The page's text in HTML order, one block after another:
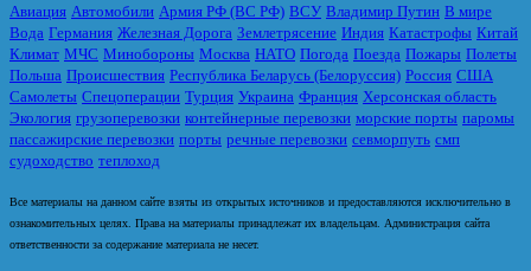
Авиация Автомобили Армия РФ (ВС РФ) ВСУ Владимир Путин В мире
Вода Германия Железная Дорога Землетрясение Индия Катастрофы Китай
Климат МЧС Минобороны Москва НАТО Погода Поезда Пожары Полеты
Польша Происшествия Республика Беларусь (Белоруссия) Россия США
Самолеты Спецоперации Турция Украина Франция Херсонская область
Экология грузоперевозки контейнерные перевозки морские порты паромы
пассажирские перевозки порты речные перевозки севморпуть смп
судоходство теплоход
Все материалы на данном сайте взяты из открытых источников и предоставляются исключительно в
ознакомительных целях. Права на материалы принадлежат их владельцам. Администрация сайта
ответственности за содержание материала не несет.